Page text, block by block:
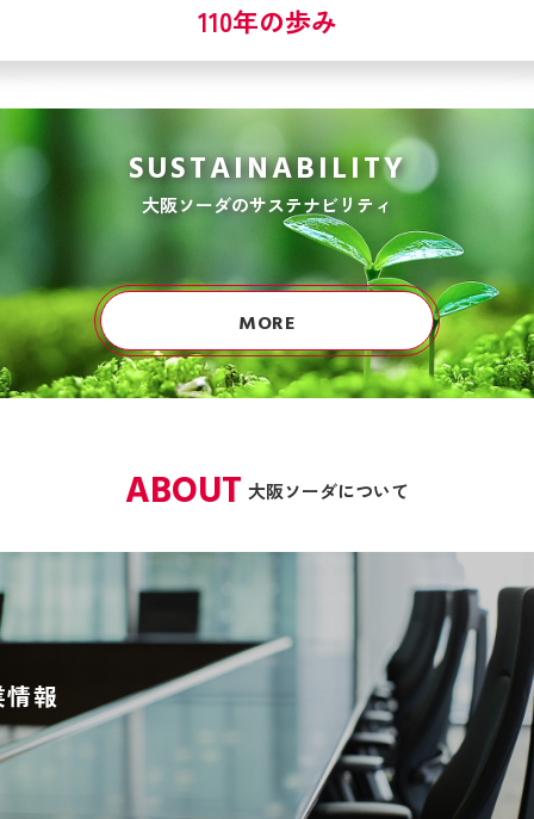
110年の歩み
SUSTAINABILITY
大阪ソーダのサステナビリティ
MORE
大阪ソーダについて
ABOUT
報